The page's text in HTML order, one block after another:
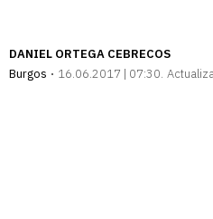
DANIEL ORTEGA CEBRECOS
Burgos
16.06.2017 | 07:30